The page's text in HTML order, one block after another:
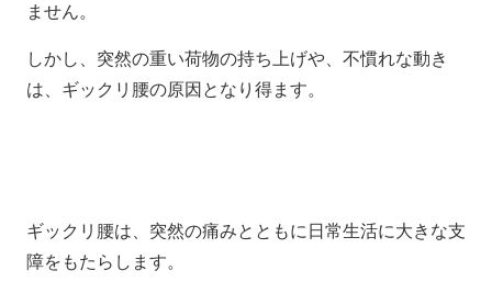
ません。
しかし、突然の重い荷物の持ち上げや、不慣れな動き
は、ギックリ腰の原因となり得ます。
ギックリ腰は、突然の痛みとともに日常生活に大きな支
障をもたらします。